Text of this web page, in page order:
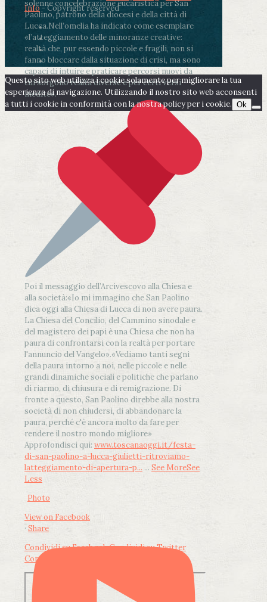
solenne concelebrazione eucaristica per San
Paolino, patrono della diocesi e della città di
Lucca.Nell’omelia ha indicato come esemplare
«l’atteggiamento delle minoranze creative:
realtà che, pur essendo piccole e fragili, non si
fanno bloccare dalla situazione di crisi, ma sono
capaci di intuire e praticare percorsi nuovi da
cui sorgono realtà diverse e per certi versi
inedite».
Poi il messaggio dell’Arcivescovo alla Chiesa e
alla società:«Io mi immagino che San Paolino
dica oggi alla Chiesa di Lucca di non avere paura.
La Chiesa del Concilio, del Cammino sinodale e
del magistero dei papi è una Chiesa che non ha
paura di confrontarsi con la realtà per portare
l'annuncio del Vangelo».«Vediamo tanti segni
della paura intorno a noi, nelle piccole e nelle
grandi dinamiche sociali e politiche che parlano
di riarmo, di chiusura e di remigrazione. Di
fronte a questo, San Paolino direbbe alla nostra
società di non chiudersi, di abbandonare la
paura, perché c'è ancora molto da fare per
rendere il nostro mondo migliore»
Approfondisci qui: www.toscanaoggi.it/festa-
di-san-paolino-a-lucca-giulietti-ritroviamo-
latteggiamento-di-apertura-p... ... See MoreSee
Less
Photo
View on Facebook
· Share
Condividi su FacebookCondividi su Twitter
Condividi su LinkedIn
Info- Copyright reserved
Questo sito web utilizza i cookie solamente per migliorare la tua
esperienza di navigazione. Utilizzando il nostro sito web acconsenti
a tutti i cookie in conformità con la nostra policy per i cookie. Ok